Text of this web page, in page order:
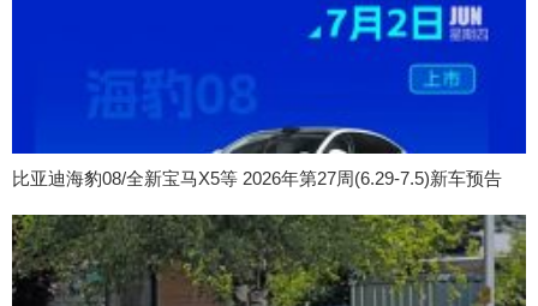
比亚迪海豹08/全新宝马X5等 2026年第27周(6.29-7.5)新车预告